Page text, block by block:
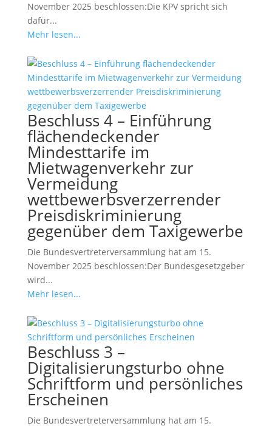
November 2025 beschlossen:Die KPV spricht sich
dafür...
Mehr lesen...
Beschluss 4 – Einführung
flächendeckender
Mindesttarife im
Mietwagenverkehr zur
Vermeidung
wettbewerbsverzerrender
Preisdiskriminierung
gegenüber dem Taxigewerbe
Die Bundesvertreterversammlung hat am 15.
November 2025 beschlossen:Der Bundesgesetzgeber
wird...
Mehr lesen...
Beschluss 3 –
Digitalisierungsturbo ohne
Schriftform und persönliches
Erscheinen
Die Bundesvertreterversammlung hat am 15.